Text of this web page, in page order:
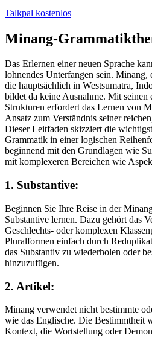
Talkpal kostenlos
Minang-
Das Erlernen einer neuen Sprache
lohnendes Unterfangen sein. Minang,
die hauptsächlich in Westsumatra,
bildet da keine Ausnahme. Mit
Strukturen erfordert das Lernen von
Ansatz zum Verständnis seiner
Dieser Leitfaden skizziert die
Grammatik in einer logischen
beginnend mit den Grundlagen wie
mit komplexeren Bereichen wie
1. Substantive:
Beginnen Sie Ihre Reise in der
Substantive lernen. Dazu gehört das
Geschlechts- oder komplexen
Pluralformen einfach durch
das Substantiv zu wiederholen oder
hinzuzufügen.
2. Artikel:
Minang verwendet nicht bestimmte
wie das Englische. Die Bestimmtheit
Kontext, die Wortstellung oder